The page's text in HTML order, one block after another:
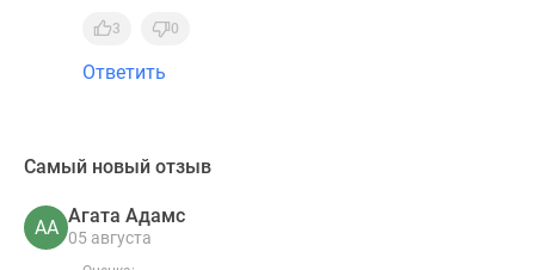
3 0
Ответить
Самый новый отзыв
АА
Агата Адамс
05 августа